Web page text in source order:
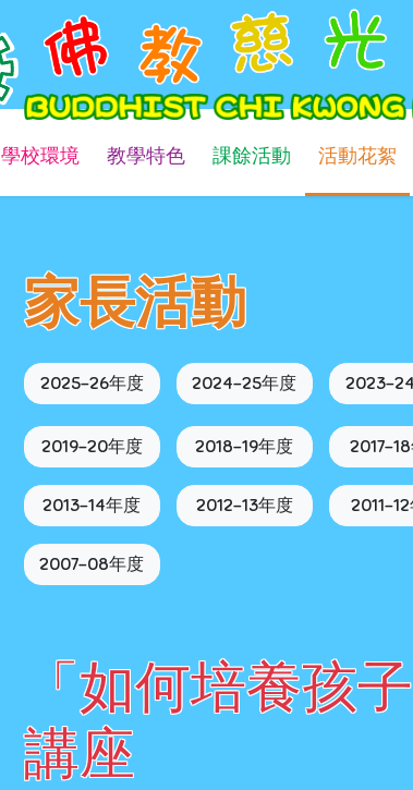
學校環境 教學特色 課餘活動 活動花絮
家長活動
2025-26年度 2024-25年度 2023-
2019-20年度 2018-19年度 2017-
2013-14年度 2012-13年度 2011-
2007-08年度
「如何培養孩
講座